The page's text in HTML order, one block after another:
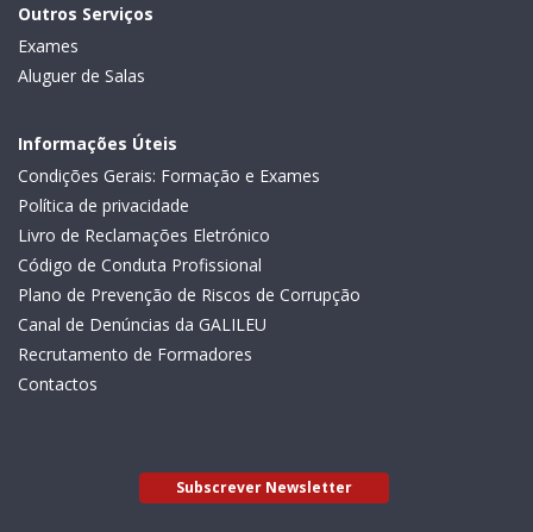
Outros Serviços
Exames
Aluguer de Salas
Informações Úteis
Condições Gerais: Formação e Exames
Política de privacidade
Livro de Reclamações Eletrónico
Código de Conduta Profissional
Plano de Prevenção de Riscos de Corrupção
Canal de Denúncias da GALILEU
Recrutamento de Formadores
Contactos
Subscrever Newsletter